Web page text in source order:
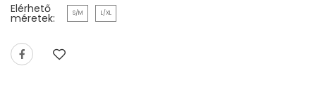
Elérhető
méretek: S/M L/XL